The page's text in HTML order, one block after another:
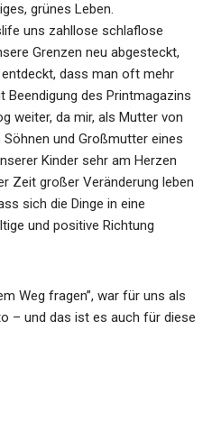
grünes Leben.
uns zahllose schlaflose
Grenzen neu abgesteckt,
dass man oft mehr
Beendigung des Printmagazins
weiter, da mir, als Mutter von
und Großmutter eines
Kinder sehr am Herzen
Zeit großer Veränderung leben
sich die Dinge in eine
und positive Richtung
Weg fragen”, war für uns als
– und das ist es auch für diese